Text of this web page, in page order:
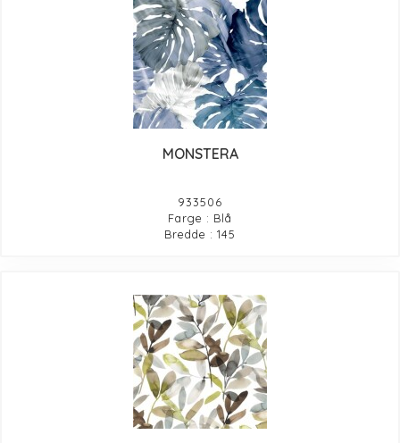
MONSTERA
933506
Farge : Blå
Bredde : 145